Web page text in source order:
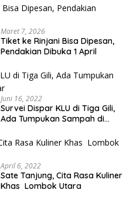
Maret 7, 2026
Tiket ke Rinjani Bisa Dipesan,
Pendakian Dibuka 1 April
Juni 16, 2022
Survei Dispar KLU di Tiga Gili,
Ada Tumpukan Sampah di
April 6, 2022
Sate Tanjung, Cita Rasa Kuliner
Khas Lombok Utara